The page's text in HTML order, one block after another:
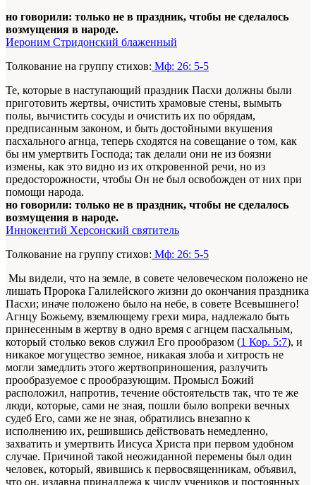
но говорили: только не в праздник, чтобы не сделалось
возмущения в народе.
Иероним Стридонский блаженный
Толкование на группу стихов: Мф: 26: 5-5
Те, которые в наступающий праздник Пасхи должны были
приготовить жертвы, очистить храмовые стены, вымыть
полы, вычистить сосуды и очистить их по обрядам,
предписанным законом, и быть достойными вкушения
пасхального агнца, теперь сходятся на совещание о том, как
бы им умертвить Господа; так делали они не из боязни
измены, как это видно из их откровенной речи, но из
предосторожности, чтобы Он не был освобожден от них при
помощи народа.
но говорили: только не в праздник, чтобы не сделалось
возмущения в народе.
Иннокентий Херсонский святитель
Толкование на группу стихов: Мф: 26: 5-5
Мы видели, что на земле, в совете человеческом положено не
лишать Пророка Галилейского жизни до окончания праздника
Пасхи; иначе положено было на небе, в совете Всевышнего!
Агнцу Божьему, вземлющему грехи мира, надлежало быть
принесенным в жертву в одно время с агнцем пасхальным,
который столько веков служил Его прообразом (1 Кор. 5:7), и
никакое могущество земное, никакая злоба и хитрость не
могли замедлить этого жертвоприношения, разлучить
прообразуемое с прообразующим. Промысл Божий
расположил, напротив, течение обстоятельств так, что те же
люди, которые, сами не зная, пошли было вопреки вечных
судеб Его, сами же не зная, обратились внезапно к
исполнению их, решившись действовать немедленно,
захватить и умертвить Иисуса Христа при первом удобном
случае. Причиной такой неожиданной перемены был один
человек, который, явившись к первосвященникам, объявил,
что он, издавна принадлежа к числу учеников и постоянных